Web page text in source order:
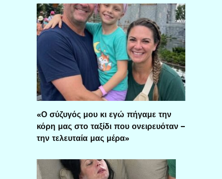
«Ο σύζυγός μου κι εγώ πήγαμε την
κόρη μας στο ταξίδι που ονειρευόταν –
την τελευταία μας μέρα»